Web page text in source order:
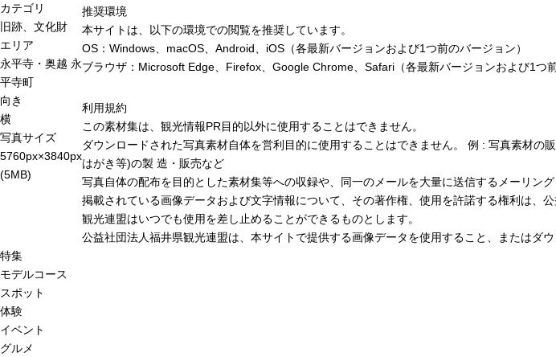
カテゴリ
旧跡、文化財
エリア
永平寺・奥越 永
平寺町
向き
横
写真サイズ
5760px×3840px
(5MB)
推奨環境
本サイトは、以下の環境での閲覧を推奨しています。
OS：Windows、macOS、Android、iOS（各最新バージョンおよび1つ前のバージョン）
ブラウザ：Microsoft Edge、Firefox、Google Chrome、Safari（各最新バージョンおよび1つ
利用規約
この素材集は、観光情報PR目的以外に使用することはできません。
ダウンロードされた写真素材自体を営利目的に使用することはできません。 例 : 写真素材
はがき等)の製 造・販売など
写真自体の配布を目的とした素材集等への収録や、同一のメールを大量に送信するメーリン
掲載されている画像データおよび文字情報について、その著作権、使用を許諾する権利は、
観光連盟はいつでも使用を差し止めることができるものとします。
公益社団法人福井県観光連盟は、本サイトで提供する画像データを使用すること、またはダ
特集
モデルコース
スポット
体験
イベント
グルメ